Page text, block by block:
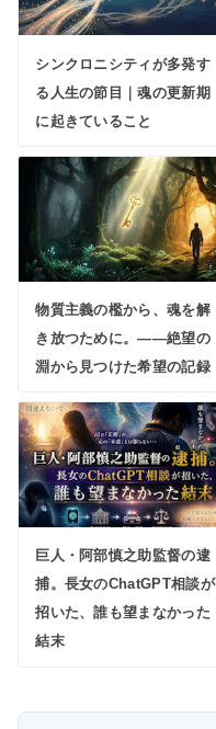
シンクロニシティが多発す
る人生の節目｜魂の更新期
に起きていること
物質主義の檻から、魂を解
き放つために。――絶望の
淵から見つけた希望の記録
巨人・阿部慎之助監督の逮
捕。長女のChatGPT相談が
招いた、誰も望まなかった
結末